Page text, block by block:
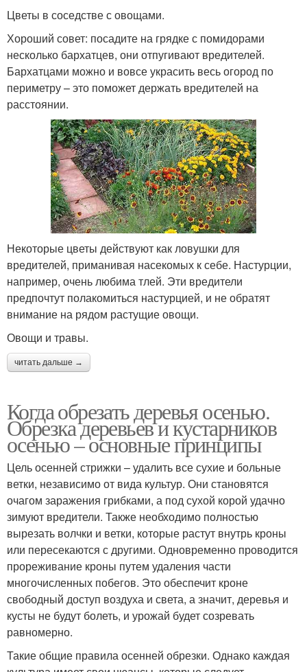
Цветы в соседстве с овощами.
Хороший совет: посадите на грядке с помидорами
несколько бархатцев, они отпугивают вредителей.
Бархатцами можно и вовсе украсить весь огород по
периметру – это поможет держать вредителей на
расстоянии.
Некоторые цветы действуют как ловушки для
вредителей, приманивая насекомых к себе. Настурции,
например, очень любима тлей. Эти вредители
предпочтут полакомиться настурцией, и не обратят
внимание на рядом растущие овощи.
Овощи и травы.
читать дальше →
Когда обрезать деревья осенью.
Обрезка деревьев и кустарников
осенью – основные принципы
Цель осенней стрижки – удалить все сухие и больные
ветки, независимо от вида культур. Они становятся
очагом заражения грибками, а под сухой корой удачно
зимуют вредители. Также необходимо полностью
вырезать волчки и ветки, которые растут внутрь кроны
или пересекаются с другими. Одновременно проводится
прореживание кроны путем удаления части
многочисленных побегов. Это обеспечит кроне
свободный доступ воздуха и света, а значит, деревья и
кусты не будут болеть, и урожай будет созревать
равномерно.
Такие общие правила осенней обрезки. Однако каждая